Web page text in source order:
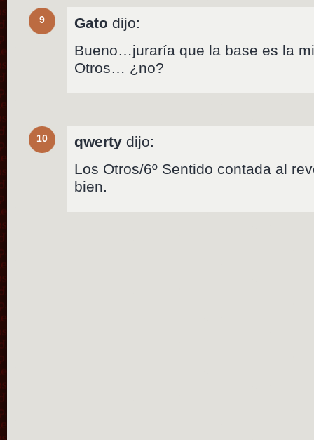
9 Gato dijo:
Bueno…juraría que la base es la
Otros… ¿no?
10 qwerty dijo:
Los Otros/6º Sentido contada al
bien.